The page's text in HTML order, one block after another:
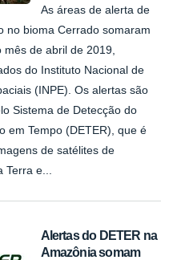
As áreas de alerta de
no bioma Cerrado somaram
mês de abril de 2019,
do Instituto Nacional de
(INPE). Os alertas são
Sistema de Detecção do
em Tempo (DETER), que é
de satélites de
Terra e...
Alertas do DETER na
Amazônia somam